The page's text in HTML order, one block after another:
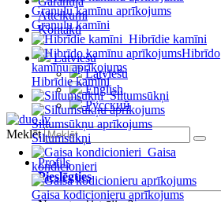
Atteikumi
Kontakti
Latviešu
Latviešu
English
Русский
Granulu kamīnu aprīkojums
Granulu kamīni
Hibrīdie kamīni
Hibrīdo
kamīnu aprīkojums
Hibrīdie kamīni
Siltumsūkņi
Siltumsūkņu aprīkojums
Siltumsūkņi
Gaisa
kondicionieri
Gaisa kodicionieru aprīkojums
Meklēt
Profils
Pieslēgties